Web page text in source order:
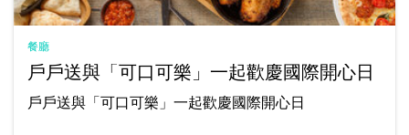
餐廳
戶戶送與「可口可樂」一起歡慶國際開心日
戶戶送與「可口可樂」一起歡慶國際開心日